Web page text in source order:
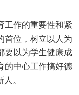
工作的重要性和紧
首位，树立以人为
要以为学生健康成
的中心工作搞好德
。